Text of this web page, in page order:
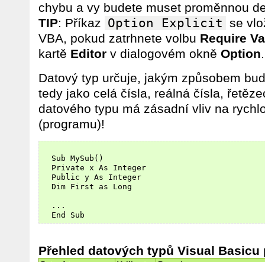
chybu a vy budete muset proměnnou
TIP: Příkaz Option Explicit se
VBA, pokud zatrhnete volbu Require
kartě Editor v dialogovém okně Option.
Datový typ určuje, jakým způsobem
tedy jako celá čísla, reálná čísla,
datového typu má zásadní vliv na
(programu)!
  Sub MySub()
  Private x As Integer
  Public y As Integer
  Dim First as Long
  ...
Přehled datových typů Visual Basicu